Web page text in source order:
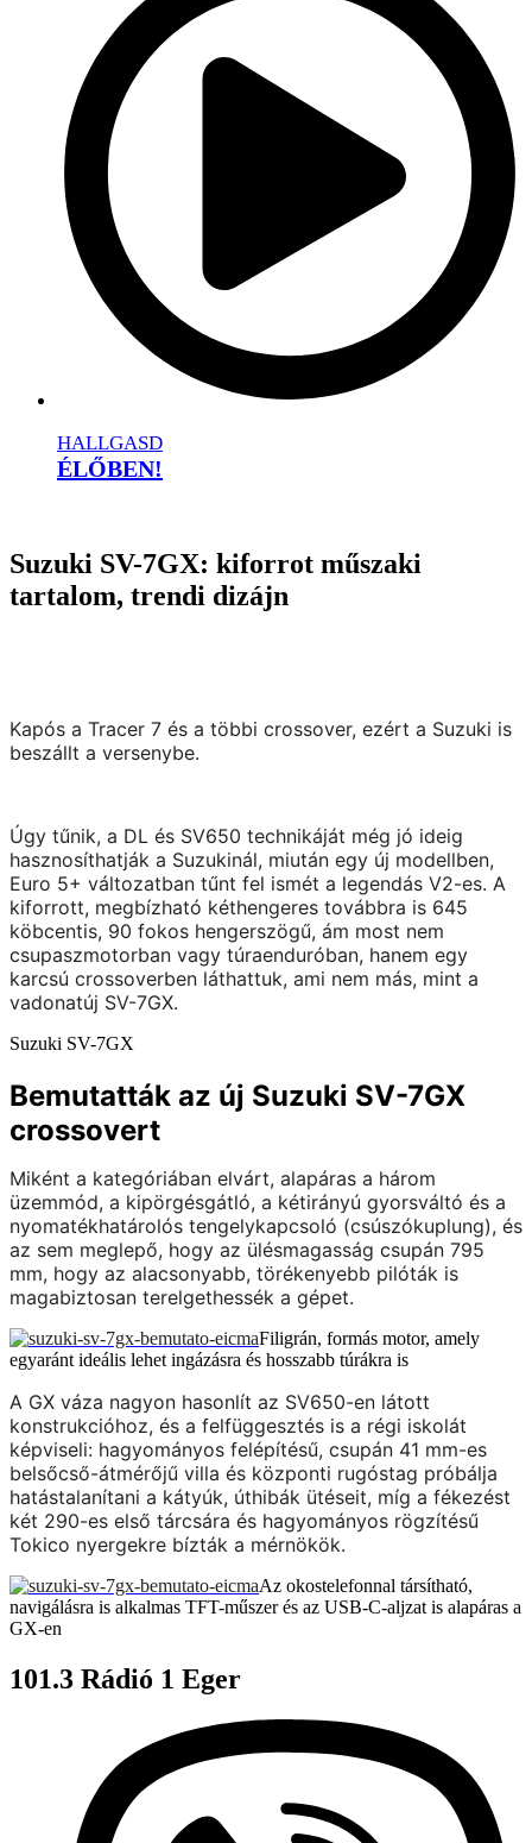
HALLGASD
ÉLŐBEN!
Suzuki SV-7GX: kiforrot műszaki
tartalom, trendi dizájn
Kapós a Tracer 7 és a többi crossover, ezért a Suzuki is
beszállt a versenybe.
Úgy tűnik, a DL és SV650 technikáját még jó ideig
hasznosíthatják a Suzukinál, miután egy új modellben,
Euro 5+ változatban tűnt fel ismét a legendás V2-es. A
kiforrott, megbízható kéthengeres továbbra is 645
köbcentis, 90 fokos hengerszögű, ám most nem
csupaszmotorban vagy túraenduróban, hanem egy
karcsú crossoverben láthattuk, ami nem más, mint a
vadonatúj SV-7GX.
Suzuki SV-7GX
Bemutatták az új Suzuki SV-7GX
crossovert
Miként a kategóriában elvárt, alapáras a három
üzemmód, a kipörgésgátló, a kétirányú gyorsváltó és a
nyomatékhatárolós tengelykapcsoló (csúszókuplung), és
az sem meglepő, hogy az ülésmagasság csupán 795
mm, hogy az alacsonyabb, törékenyebb pilóták is
magabiztosan terelgethessék a gépet.
Filigrán, formás motor, amely
egyaránt ideális lehet ingázásra és hosszabb túrákra is
A GX váza nagyon hasonlít az SV650-en látott
konstrukcióhoz, és a felfüggesztés is a régi iskolát
képviseli: hagyományos felépítésű, csupán 41 mm-es
belsőcső-átmérőjű villa és központi rugóstag próbálja
hatástalanítani a kátyúk, úthibák ütéseit, míg a fékezést
két 290-es első tárcsára és hagyományos rögzítésű
Tokico nyergekre bízták a mérnökök.
Az okostelefonnal társítható,
navigálásra is alkalmas TFT-műszer és az USB-C-aljzat is alapáras a
GX-en
101.3 Rádió 1 Eger